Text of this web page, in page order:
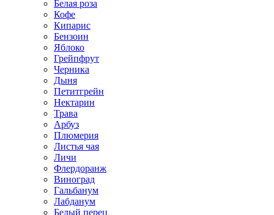
Белая роза
Кофе
Кипарис
Бензоин
Яблоко
Грейпфрут
Черника
Дыня
Петитгрейн
Нектарин
Трава
Арбуз
Плюмерия
Листья чая
Личи
Флердоранж
Виноград
Гальбанум
Лабданум
Белый перец